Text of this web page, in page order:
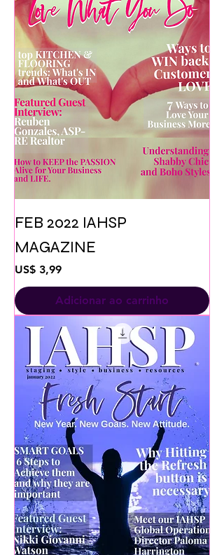
FEB 2022 IAHSP
MAGAZINE
Preço
US$ 3,99
Adicionar ao carrinho